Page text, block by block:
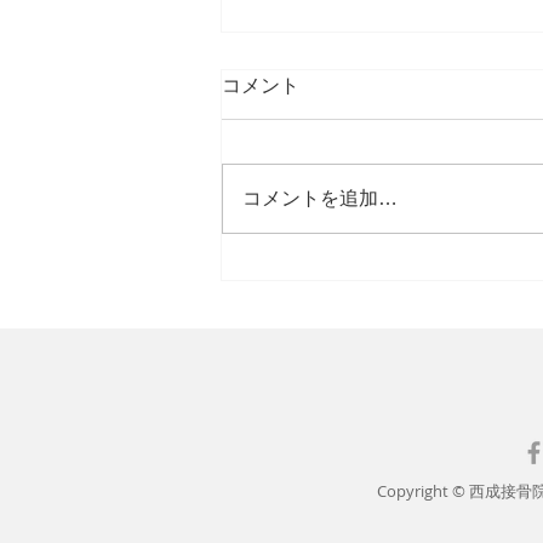
GWの休診のお知らせ
コメント
コメントを追加…
Copyright © 西成接骨